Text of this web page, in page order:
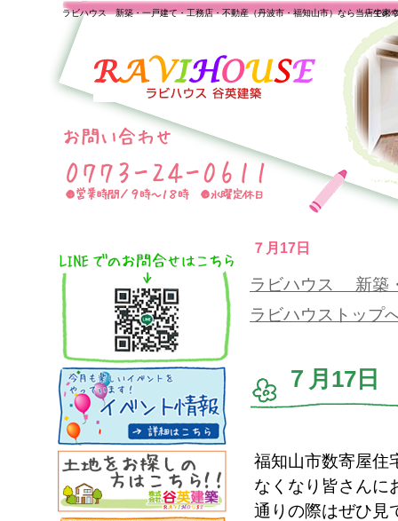
７月17日
一生の
ラビハウス 新築・一戸建て・工務店・不動産（丹波市・福知山市）なら当店で家
ラビハウス 新築
ラビハウストップ
７月17日
福知山市数寄屋住
なくなり皆さんに
通りの際はぜひ見